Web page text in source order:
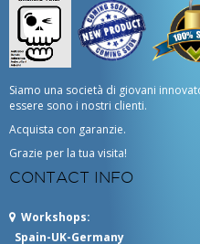
Siamo una società di giovani
essere sono i nostri clienti.
Acquista con garanzie.
Grazie per la tua visita!
CONTACT INFO
Workshops:
Spain-UK-Germany